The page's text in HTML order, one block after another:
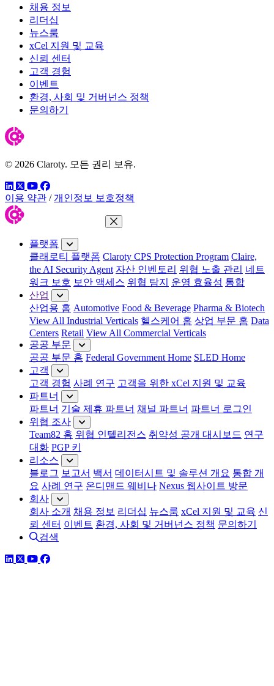
채용 정보
리더십
뉴스룸
xCel 지원 및 교육
신뢰 센터
고객 경험
이벤트
환경, 사회 및 거버넌스 정책
문의하기
© 2026 Claroty. 모든 권리 보유.
링크드인
트위터유튜브
페이스북
이용 약관 / 개인정보 보호정책
메뉴 닫기
플랫폼
클래로티 플랫폼 Claroty CPS Protection Program Claire,
the AI Security Agent 자산 인벤토리 위협 노출 관리 네트
워크 보호 보안 액세스 위협 탐지 운영 효율성 통합
산업
산업용 홈 Automotive Food & Beverage Pharma & Biotech
View All Industrial Verticals 헬스케어 홈 상업 부문 홈 Data
Centers Retail View All Commercial Verticals
공공 부문
공공 부문 홈 Federal Government Home SLED Home
고객
고객 경험 사례 연구 고객을 위한 xCel 지원 및 교육
파트너
파트너 기술 제휴 파트너 채널 파트너 파트너 로그인
위협 조사
Team82 홈 위협 인텔리전스 취약성 공개 대시보드 연구
대화 PGP 키
리소스
블로그 보고서 백서 데이터시트 및 솔루션 개요 통합 개
요 사례 연구 온디맨드 웨비나 Nexus 웹사이트 방문
회사
회사 소개 채용 정보 리더십 뉴스룸 xCel 지원 및 교육 신
뢰 센터 이벤트 환경, 사회 및 거버넌스 정책 문의하기
검색
링크드인
트위터유튜브
페이스북